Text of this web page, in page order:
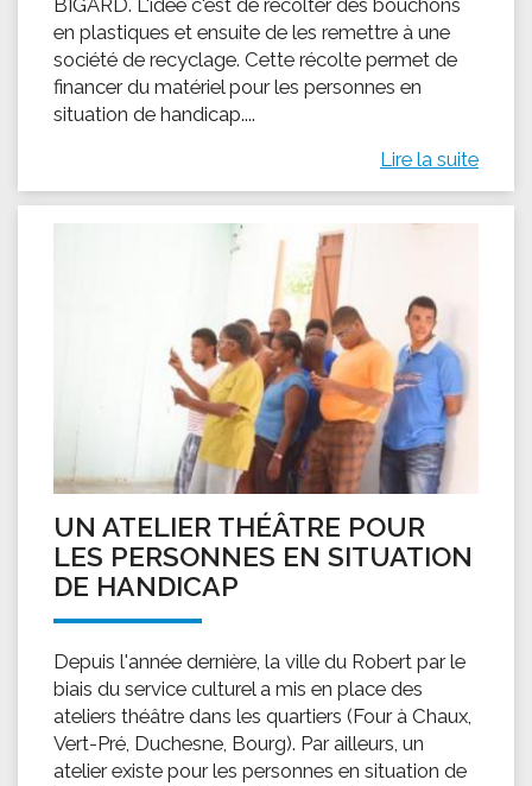
BIGARD. L'idée c'est de récolter des bouchons
en plastiques et ensuite de les remettre à une
société de recyclage. Cette récolte permet de
financer du matériel pour les personnes en
situation de handicap....
Lire la suite
UN ATELIER THÉÂTRE POUR
LES PERSONNES EN SITUATION
DE HANDICAP
Depuis l'année dernière, la ville du Robert par le
biais du service culturel a mis en place des
ateliers théâtre dans les quartiers (Four à Chaux,
Vert-Pré, Duchesne, Bourg). Par ailleurs, un
atelier existe pour les personnes en situation de